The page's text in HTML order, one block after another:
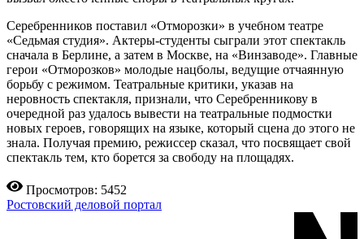
Серебренников поставил «Отморозки» в учебном театре
«Седьмая студия». Актеры-студенты сыграли этот спектакль
сначала в Берлине, а затем в Москве, на «Винзаводе». Главные
герои «Отморозков» молодые нацболы, ведущие отчаянную
борьбу с режимом. Театральные критики, указав на
неровность спектакля, признали, что Серебренникову в
очередной раз удалось вывести на театральные подмостки
новых героев, говорящих на языке, который сцена до этого не
знала. Получая премию, режиссер сказал, что посвящает свой
спектакль тем, кто борется за свободу на площадях.
Просмотров: 5452
Ростовский деловой портал